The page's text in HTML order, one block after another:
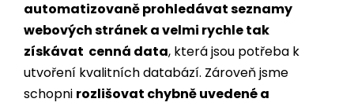
získávat cenná data, která jsou potřeba k
utvoření kvalitních databází. Zároveň jsme
schopnirozlišovat chybně uvedené a
neexistující e-mailové adresy či telefonní
čísla.